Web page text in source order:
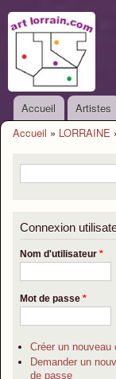
Menu principal
Accueil Artistes
Accueil » LORRAINE
Formulaire de
Connexion
Nom d'utilisateur *
Mot de passe *
Créer un nouveau
Demander un
de passe